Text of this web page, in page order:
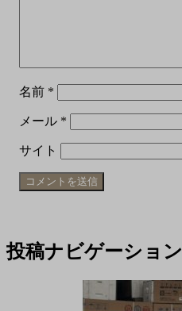
名前 *
メール *
サイト
投稿ナビゲーション